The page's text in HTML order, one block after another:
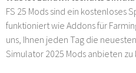
FS 25 Mods sind ein kostenloses
funktioniert wie Addons für
uns, Ihnen jeden Tag die
Simulator 2025 Mods anbieten zu